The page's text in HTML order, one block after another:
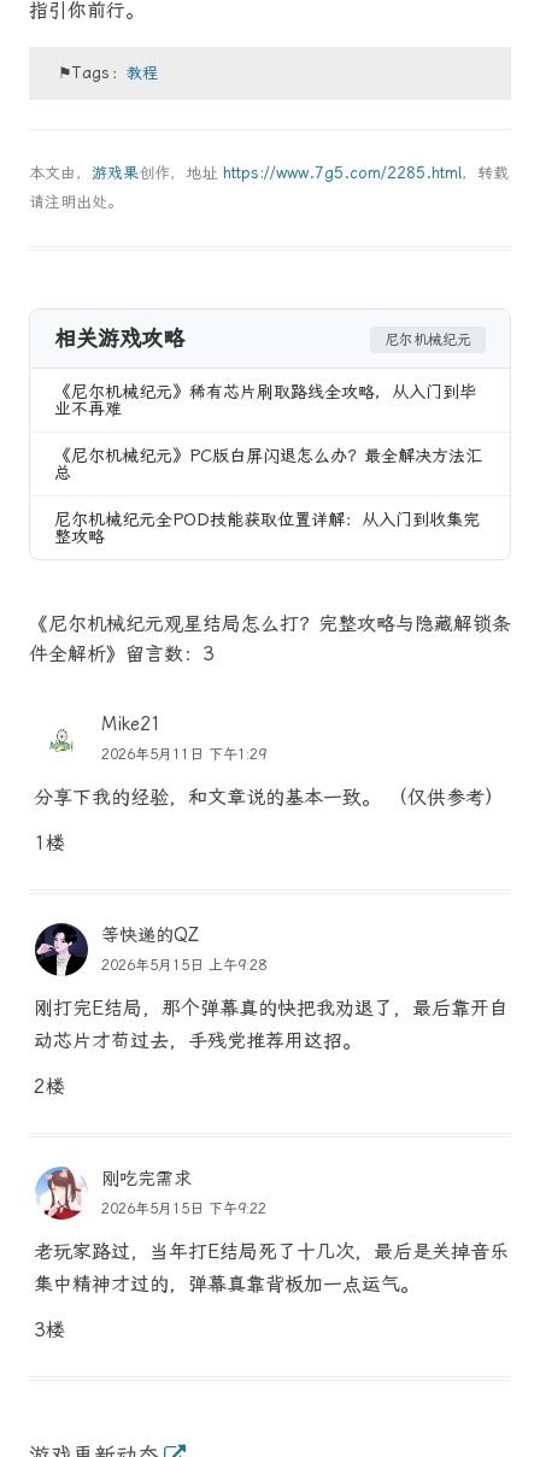
指引你前行。
⚑Tags：教程
本文由， 游戏果创作，地址 https://www.7g5.com/2285.html，转载
请注明出处。
相关游戏攻略 尼尔机械纪元
《尼尔机械纪元》稀有芯片刷取路线全攻略，从入门到毕
业不再难
《尼尔机械纪元》PC版白屏闪退怎么办？最全解决方法汇
总
尼尔机械纪元全POD技能获取位置详解：从入门到收集完
整攻略
《尼尔机械纪元观星结局怎么打？完整攻略与隐藏解锁条
件全解析》留言数：3
Mike21
2026年5月11日 下午1:29
分享下我的经验，和文章说的基本一致。 （仅供参考）
1楼
等快递的QZ
2026年5月15日 上午9:28
刚打完E结局，那个弹幕真的快把我劝退了，最后靠开自
动芯片才苟过去，手残党推荐用这招。
2楼
刚吃完需求
2026年5月15日 下午9:22
老玩家路过，当年打E结局死了十几次，最后是关掉音乐
集中精神才过的，弹幕真靠背板加一点运气。
3楼